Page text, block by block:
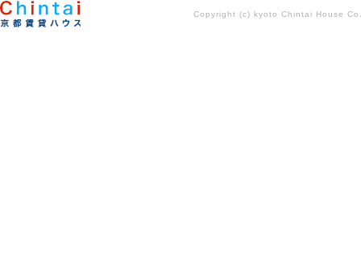
Copyright (c) kyoto Chintai House